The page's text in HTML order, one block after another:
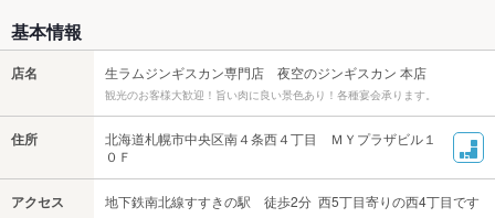
基本情報
店名 生ラムジンギスカン専門店 夜空のジンギスカン 本店
観光のお客様大歓迎！旨い肉に良い景色あり！各種宴会承ります。
住所
北海道札幌市中央区南４条西４丁目 ＭＹプラザビル１
０Ｆ
アクセス 地下鉄南北線すすきの駅 徒歩2分 西5丁目寄りの西4丁目です